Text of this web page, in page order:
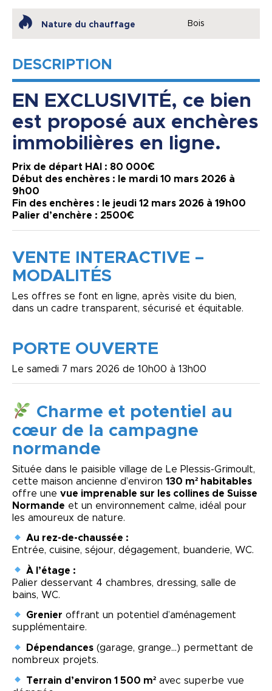
Nature du chauffage Bois
DESCRIPTION
EN EXCLUSIVITÉ, ce bien
est proposé aux enchères
immobilières en ligne.
Prix de départ HAI : 80 000€
Début des enchères : le mardi 10 mars 2026 à
9h00
Fin des enchères : le jeudi 12 mars 2026 à 19h00
Palier d’enchère : 2500€
VENTE INTERACTIVE –
MODALITÉS
Les offres se font en ligne, après visite du bien,
dans un cadre transparent, sécurisé et équitable.
PORTE OUVERTE
Le samedi 7 mars 2026 de 10h00 à 13h00
Charme et potentiel au
cœur de la campagne
normande
Située dans le paisible village de Le Plessis-Grimoult,
cette maison ancienne d’environ 130 m² habitables
offre une vue imprenable sur les collines de Suisse
Normande et un environnement calme, idéal pour
les amoureux de nature.
Au rez-de-chaussée :
Entrée, cuisine, séjour, dégagement, buanderie, WC.
À l’étage :
Palier desservant 4 chambres, dressing, salle de
bains, WC.
Grenier offrant un potentiel d’aménagement
supplémentaire.
Dépendances (garage, grange…) permettant de
nombreux projets.
Terrain d’environ 1 500 m² avec superbe vue